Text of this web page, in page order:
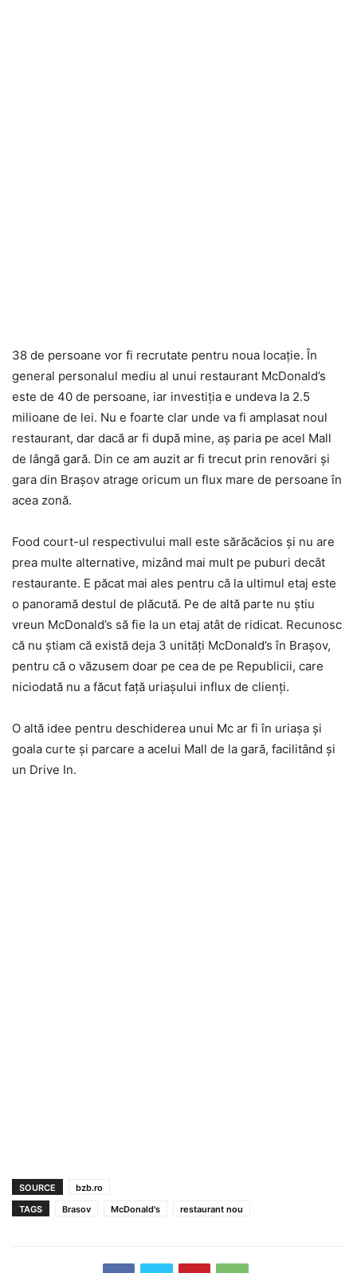
38 de persoane vor fi recrutate pentru noua locaţie. În
general personalul mediu al unui restaurant McDonald’s
este de 40 de persoane, iar investiţia e undeva la 2.5
milioane de lei. Nu e foarte clar unde va fi amplasat noul
restaurant, dar dacă ar fi după mine, aş paria pe acel Mall
de lângă gară. Din ce am auzit ar fi trecut prin renovări şi
gara din Braşov atrage oricum un flux mare de persoane în
acea zonă.
Food court-ul respectivului mall este sărăcăcios şi nu are
prea multe alternative, mizând mai mult pe puburi decât
restaurante. E păcat mai ales pentru că la ultimul etaj este
o panoramă destul de plăcută. Pe de altă parte nu ştiu
vreun McDonald’s să fie la un etaj atât de ridicat. Recunosc
că nu ştiam că există deja 3 unităţi McDonald’s în Braşov,
pentru că o văzusem doar pe cea de pe Republicii, care
niciodată nu a făcut faţă uriaşului influx de clienţi.
O altă idee pentru deschiderea unui Mc ar fi în uriaşa şi
goala curte şi parcare a acelui Mall de la gară, facilitând şi
un Drive In.
SOURCE
bzb.ro
TAGS
Brasov McDonald's restaurant nou